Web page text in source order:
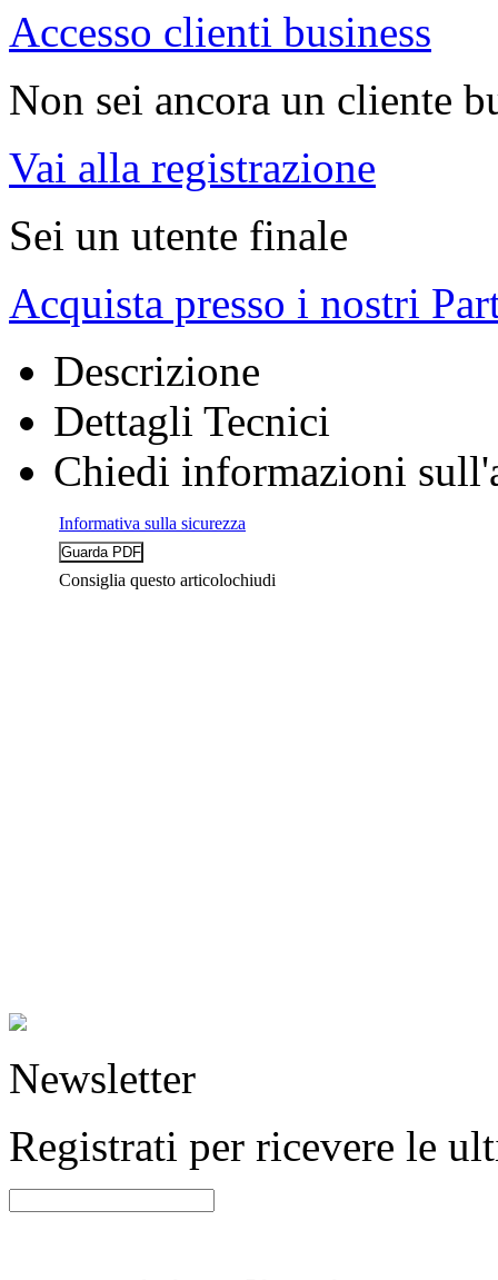
Accesso clienti business
Non sei ancora un cliente
Vai alla registrazione
Sei un utente finale
Acquista presso i nostri
Descrizione
Dettagli Tecnici
Chiedi informazioni
Informativa sulla sicurezza
Consiglia questo articolochiudi
Newsletter
Registrati per ricevere le